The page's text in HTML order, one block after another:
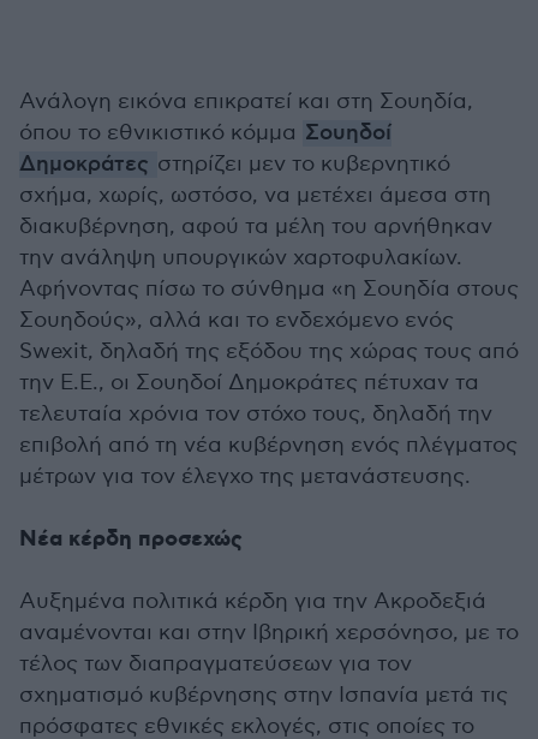
Ανάλογη εικόνα επικρατεί και στη Σουηδία,
όπου το εθνικιστικό κόμμα Σουηδοί
Δημοκράτες στηρίζει μεν το κυβερνητικό
σχήμα, χωρίς, ωστόσο, να μετέχει άμεσα στη
διακυβέρνηση, αφού τα μέλη του αρνήθηκαν
την ανάληψη υπουργικών χαρτοφυλακίων.
Αφήνοντας πίσω το σύνθημα «η Σουηδία στους
Σουηδούς», αλλά και το ενδεχόμενο ενός
Swexit, δηλαδή της εξόδου της χώρας τους από
την Ε.Ε., οι Σουηδοί Δημοκράτες πέτυχαν τα
τελευταία χρόνια τον στόχο τους, δηλαδή την
επιβολή από τη νέα κυβέρνηση ενός πλέγματος
μέτρων για τον έλεγχο της μετανάστευσης.
Νέα κέρδη προσεχώς
Αυξημένα πολιτικά κέρδη για την Ακροδεξιά
αναμένονται και στην Ιβηρική χερσόνησο, με το
τέλος των διαπραγματεύσεων για τον
σχηματισμό κυβέρνησης στην Ισπανία μετά τις
πρόσφατες εθνικές εκλογές, στις οποίες το